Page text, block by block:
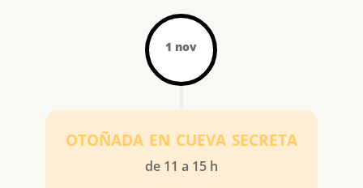
1 nov
otoñada en cueva secreta
de 11 a 15 h